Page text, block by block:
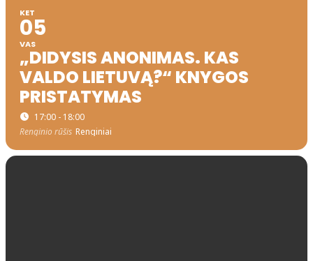
KET
05
VAS
„DIDYSIS ANONIMAS. KAS
VALDO LIETUVĄ?“ KNYGOS
PRISTATYMAS
17:00 - 18:00
Renginio rūšis Renginiai